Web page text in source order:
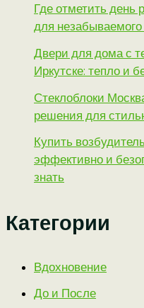
Где отметить день
для незабываемого
Двери для дома с
Иркутске: тепло и
Стеклоблоки
решения для
Купить
эффективно и
знать
Категории
Вдохновение
До и После